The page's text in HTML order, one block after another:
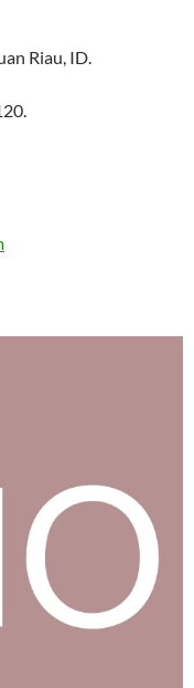
Riau, ID.
.